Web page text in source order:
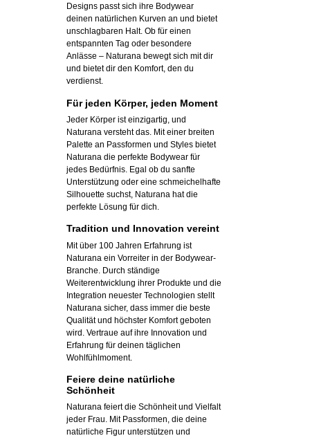
Designs passt sich ihre Bodywear
deinen natürlichen Kurven an und bietet
unschlagbaren Halt. Ob für einen
entspannten Tag oder besondere
Anlässe – Naturana bewegt sich mit dir
und bietet dir den Komfort, den du
verdienst.
Für jeden Körper, jeden Moment
Jeder Körper ist einzigartig, und
Naturana versteht das. Mit einer breiten
Palette an Passformen und Styles bietet
Naturana die perfekte Bodywear für
jedes Bedürfnis. Egal ob du sanfte
Unterstützung oder eine schmeichelhafte
Silhouette suchst, Naturana hat die
perfekte Lösung für dich.
Tradition und Innovation vereint
Mit über 100 Jahren Erfahrung ist
Naturana ein Vorreiter in der Bodywear-
Branche. Durch ständige
Weiterentwicklung ihrer Produkte und die
Integration neuester Technologien stellt
Naturana sicher, dass immer die beste
Qualität und höchster Komfort geboten
wird. Vertraue auf ihre Innovation und
Erfahrung für deinen täglichen
Wohlfühlmoment.
Feiere deine natürliche
Schönheit
Naturana feiert die Schönheit und Vielfalt
jeder Frau. Mit Passformen, die deine
natürliche Figur unterstützen und